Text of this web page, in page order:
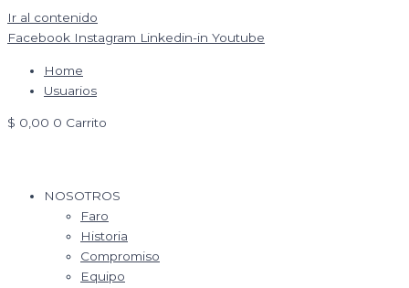
Ir al contenido
Facebook Instagram Linkedin-in Youtube
Home
Usuarios
$ 0,00 0 Carrito
NOSOTROS
Faro
Historia
Compromiso
Equipo